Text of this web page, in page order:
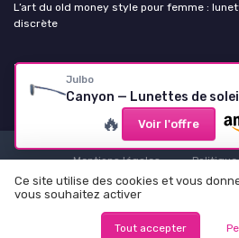
Julbo
🔥 Voir l'offre
L’art du old money style pour femme :
discrète
Lunettes de soleil Femme
Mentions légales
© Lunettes de soleil
Ce site utilise des cookies et vous
vous souhaitez activer
Tout accepter